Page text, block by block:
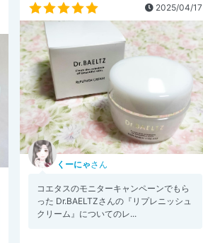
2025/04/17
くーにゃさん
コエタスのモニターキャンペーンでもら
った Dr.BAELTZさんの『リプレニッシュ
クリーム』についてのレ...